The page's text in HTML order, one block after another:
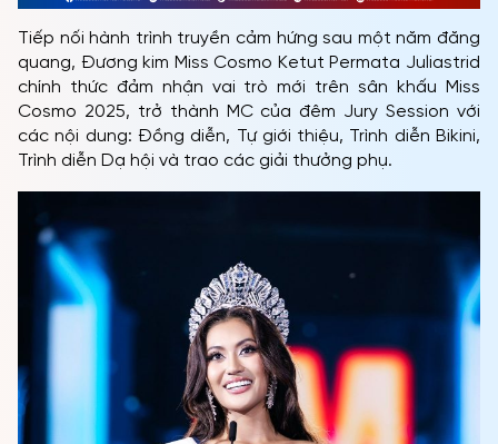
Tiếp nối hành trình truyền cảm hứng sau một năm đăng
quang, Đương kim Miss Cosmo Ketut Permata Juliastrid
chính thức đảm nhận vai trò mới trên sân khấu Miss
Cosmo 2025, trở thành MC của đêm Jury Session với
các nội dung: Đồng diễn, Tự giới thiệu, Trình diễn Bikini,
Trình diễn Dạ hội và trao các giải thưởng phụ.